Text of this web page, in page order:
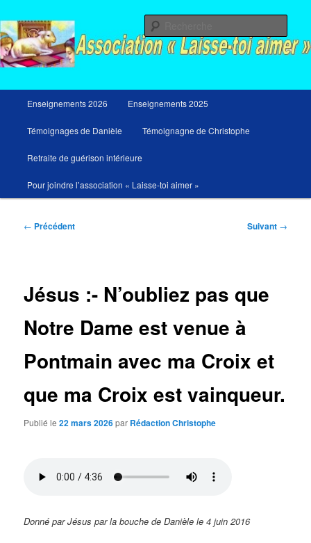
au
contenu
principal
principal
Enseignements 2026 Enseignements 2025
Témoignages de Danièle Témoignagne de Christophe
Retraite de guérison intérieure
Pour joindre l’association « Laisse-toi aimer »
Navigation
← Précédent Suivant →
Jésus :- N’oubliez pas que
Notre Dame est venue à
Pontmain avec ma Croix et
que ma Croix est vainqueur.
Publié le22 mars 2026par Rédaction Christophe
Donné par Jésus par la bouche de Danièle le 4 juin 2016